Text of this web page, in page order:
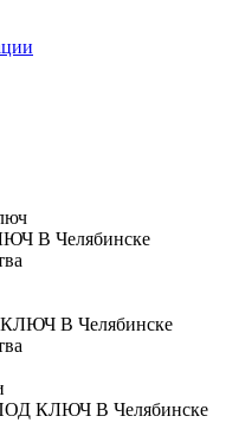
В Челябинске
В Челябинске
КЛЮЧ В Челябинске